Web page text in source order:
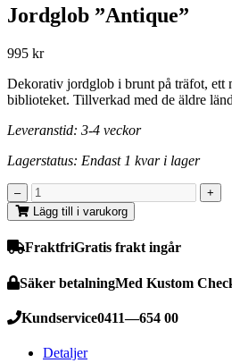
Jordglob ”Antique”
995 kr
Dekorativ jordglob i brunt på träfot, ett
biblioteket. Tillverkad med de äldre
Leveranstid: 3-4 veckor
Lagerstatus: Endast 1 kvar i lager
Lägg till i varukorg
FraktfriGratis frakt ingår
Säker betalningMed Kustom
Kundservice0411—654 00
Detaljer